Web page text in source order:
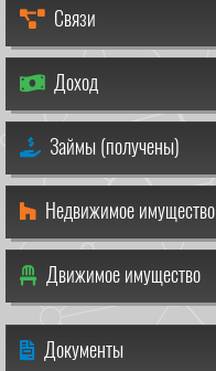
Связи
Доход
Займы (получены)
Недвижимое имущество
Движимое имущество
Документы